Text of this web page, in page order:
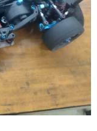
ョンセッティング